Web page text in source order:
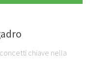
chiave nella